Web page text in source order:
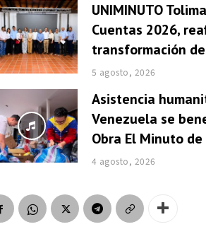
UNIMINUTO
Cuentas 2026,
transformación
5 agosto, 2026
Asistencia
Venezuela se
Obra El Minuto de
4 agosto, 2026